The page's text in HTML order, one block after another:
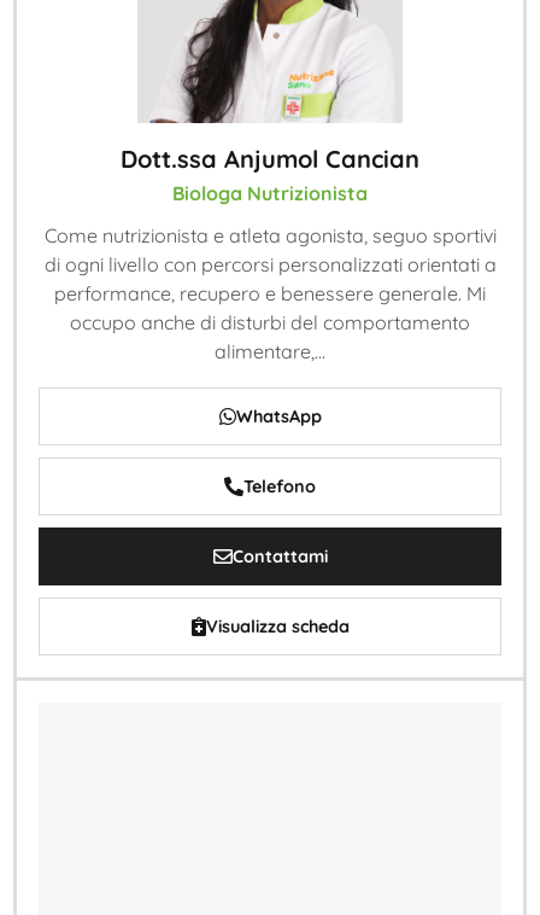
Dott.ssa Anjumol Cancian
Biologa Nutrizionista
Come nutrizionista e atleta agonista, seguo sportivi
di ogni livello con percorsi personalizzati orientati a
performance, recupero e benessere generale. Mi
occupo anche di disturbi del comportamento
alimentare,...
WhatsApp
Telefono
Contattami
Visualizza scheda